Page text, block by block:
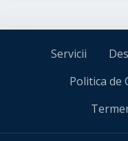
Servicii
Politica de